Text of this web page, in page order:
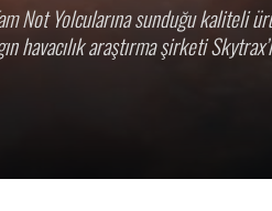
Not Yolcularına sunduğu kaliteli
araştırma şirketi